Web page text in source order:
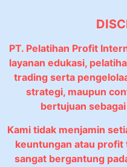
PT. Pelatihan Profit
layanan edukasi,
trading serta
strategi, maupun
bertujuan
Kami tidak menjamin
keuntungan atau profit
sangat bergantung